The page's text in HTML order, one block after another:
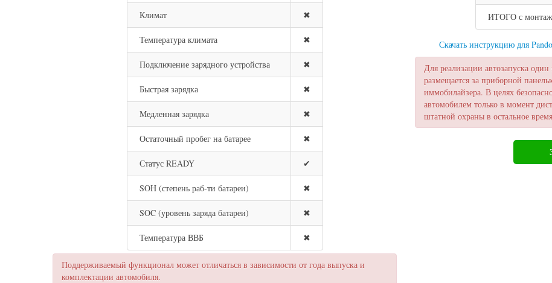
Климат ✖
Температура климата ✖
Подключение зарядного устройства ✖
Быстрая зарядка ✖
Медленная зарядка ✖
Остаточный пробег на батарее ✖
Статус READY ✔
SOH (степень раб-ти батареи) ✖
SOC (уровень заряда батареи) ✖
Температура ВВБ ✖
Поддерживаемый функционал может отличаться в зависимости от года выпуска и
комплектации автомобиля.
ИТОГО с
Скачать инструкцию для
Для реализации автозапуска
размещается за приборной
иммобилайзера. В целях
автомобилем только в момент
штатной охраны в остальное